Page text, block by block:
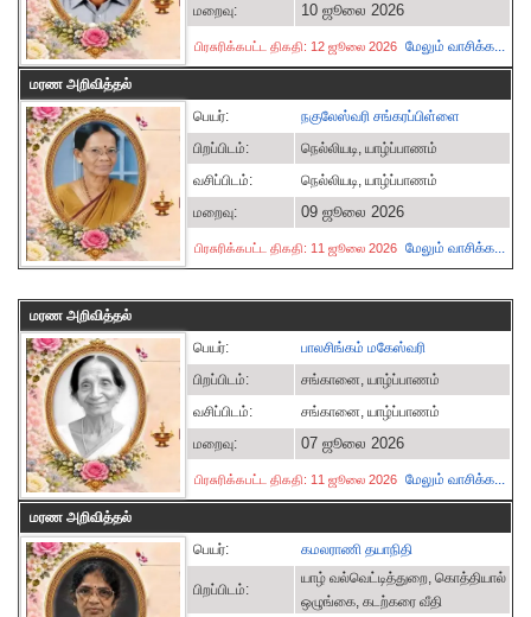
மறைவு:
10 ஜூலை 2026
பிரசுரிக்கபட்ட திகதி: 12 ஜூலை 2026 மேலும் வாசிக்க...
மரண அறிவித்தல்
பெயர்:
நகுலேஸ்வரி சங்கரப்பிள்ளை
பிறப்பிடம்:
நெல்லியடி, யாழ்ப்பாணம்
வசிப்பிடம்:
நெல்லியடி, யாழ்ப்பாணம்
மறைவு:
09 ஜூலை 2026
பிரசுரிக்கபட்ட திகதி: 11 ஜூலை 2026 மேலும் வாசிக்க...
மரண அறிவித்தல்
பெயர்:
பாலசிங்கம் மகேஸ்வரி
பிறப்பிடம்:
சங்கானை, யாழ்ப்பாணம்
வசிப்பிடம்:
சங்கானை, யாழ்ப்பாணம்
மறைவு:
07 ஜூலை 2026
பிரசுரிக்கபட்ட திகதி: 11 ஜூலை 2026 மேலும் வாசிக்க...
மரண அறிவித்தல்
பெயர்:
கமலராணி தயாநிதி
பிறப்பிடம்:
யாழ் வல்வெட்டித்துறை, கொத்தியால்
ஒழுங்கை, கடற்கரை வீதி